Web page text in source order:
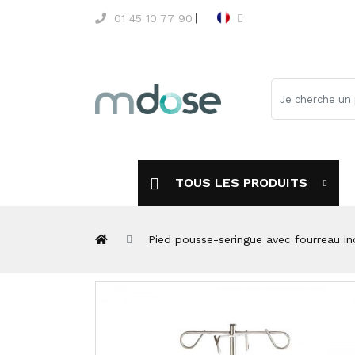
01 45 10 77 90
TOUS LES PRODUITS
Pied pousse-seringue avec fourreau